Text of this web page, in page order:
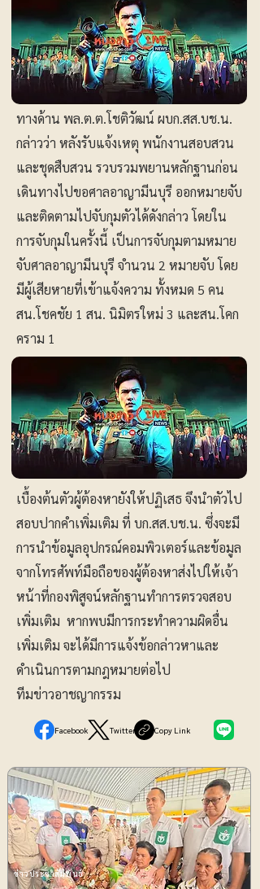
ทางด้าน พล.ต.ต.โชติวัฒน์ ผบก.สส.บช.น.
กล่าวว่า หลังรับแจ้งเหตุ พนักงานสอบสวน
และชุดสืบสวน รวบรวมพยานหลักฐานก่อน
เดินทางไปขอศาลอาญามีนบุรี ออกหมายจับ
และติดตามไปจับกุมตัวได้ดังกล่าว โดยใน
การจับกุมในครั้งนี้ เป็นการจับกุมตามหมาย
จับศาลอาญามีนบุรี จำนวน 2 หมายจับ โดย
มีผู้เสียหายที่เข้าแจ้งความ ทั้งหมด 5 คน
สน.โชคชัย 1 สน. นิมิตรใหม่ 3 และสน.โคก
คราม 1
เบื้องต้นตัวผู้ต้องหายังให้ปฏิเสธ จึงนำตัวไป
สอบปากคำเพิ่มเติม ที่ บก.สส.บช.น. ซึ่งจะมี
การนำข้อมูลอุปกรณ์คอมพิวเตอร์และข้อมูล
จากโทรศัพท์มือถือของผู้ต้องหาส่งไปให้เจ้า
หน้าที่กองพิสูจน์หลักฐานทำการตรวจสอบ
เพิ่มเติม หากพบมีการกระทำความผิดอื่น
เพิ่มเติม จะได้มีการแจ้งข้อกล่าวหาและ
ดำเนินการตามกฎหมายต่อไป
ทีมข่าวอาชญากรรม
Facebook Twitter Copy Link
ข่าวประชาสัมพันธ์